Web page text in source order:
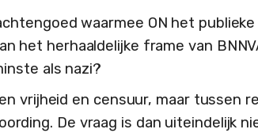
waarmee ON het
het herhaaldelijke frame van
als nazi?
vrijheid en censuur, maar tussen
De vraag is dan uiteindelijk